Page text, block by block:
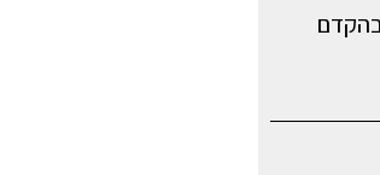
בהקדם